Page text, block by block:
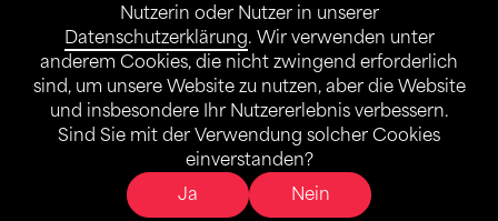
Nutzerin oder Nutzer in unserer
Datenschutzerklärung. Wir verwenden unter
anderem Cookies, die nicht zwingend erforderlich
sind, um unsere Website zu nutzen, aber die Website
und insbesondere Ihr Nutzererlebnis verbessern.
Sind Sie mit der Verwendung solcher Cookies
einverstanden?
Ja
Nein